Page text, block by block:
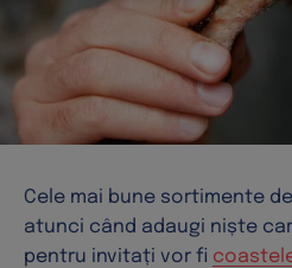
Cele mai bune sortimente
atunci când adaugi niște
pentru invitați vor fi